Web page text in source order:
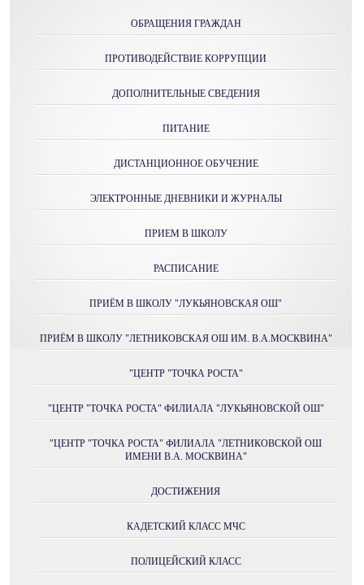
ОБРАЩЕНИЯ ГРАЖДАН
ПРОТИВОДЕЙСТВИЕ КОРРУПЦИИ
ДОПОЛНИТЕЛЬНЫЕ СВЕДЕНИЯ
ПИТАНИЕ
ДИСТАНЦИОННОЕ ОБУЧЕНИЕ
ЭЛЕКТРОННЫЕ ДНЕВНИКИ И ЖУРНАЛЫ
ПРИЕМ В ШКОЛУ
РАСПИСАНИЕ
ПРИЁМ В ШКОЛУ "ЛУКЬЯНОВСКАЯ ОШ"
ПРИЁМ В ШКОЛУ "ЛЕТНИКОВСКАЯ ОШ ИМ. В.А.МОСКВИНА"
"ЦЕНТР "ТОЧКА РОСТА"
"ЦЕНТР "ТОЧКА РОСТА" ФИЛИАЛА "ЛУКЬЯНОВСКОЙ ОШ"
"ЦЕНТР "ТОЧКА РОСТА" ФИЛИАЛА "ЛЕТНИКОВСКОЙ ОШ
ИМЕНИ В.А. МОСКВИНА"
ДОСТИЖЕНИЯ
КАДЕТСКИЙ КЛАСС МЧС
ПОЛИЦЕЙСКИЙ КЛАСС